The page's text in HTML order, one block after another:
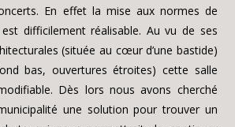
En effet la mise aux normes de
difficilement réalisable. Au vu de ses
(située au cœur d’une bastide)
bas, ouvertures étroites) cette salle
Dès lors nous avons cherché
une solution pour trouver un